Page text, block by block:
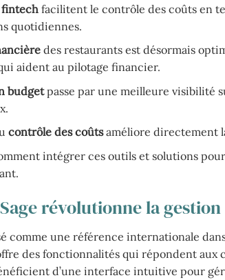
fintechfacilitent le contrôle des coûts en
quotidiennes.
des restaurants est désormais
aident au pilotage financier.
budgetpasse par une meilleure visibilité
contrôle des coûtsaméliore directement
intégrer ces outils et solutions
révolutionne la
comme une référence internationale
des fonctionnalités qui répondent aux
d’une interface intuitive pour